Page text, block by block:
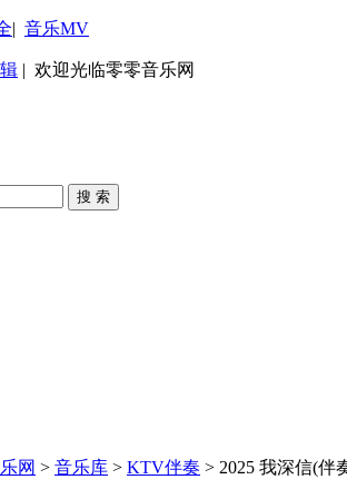
| 音乐MV
| 欢迎光临零零音乐网
搜 索
网 > 音乐库 > KTV伴奏 > 2025 我深信(伴